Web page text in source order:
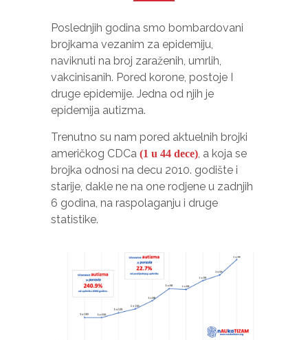
Poslednjih godina smo bombardovani
brojkama vezanim za epidemiju,
naviknuti na broj zaraženih, umrlih,
vakcinisanih. Pored korone, postoje I
druge epidemije. Jedna od njih je
epidemija autizma.
Trenutno su nam pored aktuelnih brojki
američkog CDCa (1 u 44 dece), a koja se
brojka odnosi na decu 2010. godište i
starije, dakle ne na one rodjene u zadnjih
6 godina, na raspolaganju i druge
statistike.
posjete.
Ako
odbijete
ove
kolačiće,
će
nestati s
web
stranice.
interesovanja i
posjećujete